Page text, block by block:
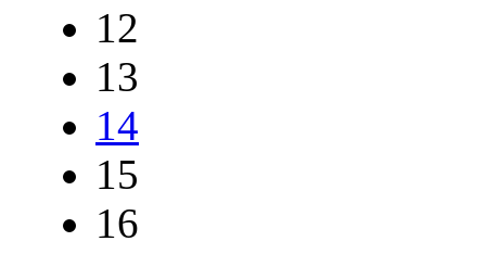
12
13
14
15
16